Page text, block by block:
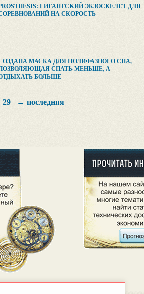
ГИГАНТСКИЙ ЭКЗОСКЕЛЕТ ДЛЯ
НА СКОРОСТЬ
МАСКА ДЛЯ ПОЛИФАЗНОГО СНА,
СПАТЬ МЕНЬШЕ, А
БОЛЬШЕ
29 → последняя